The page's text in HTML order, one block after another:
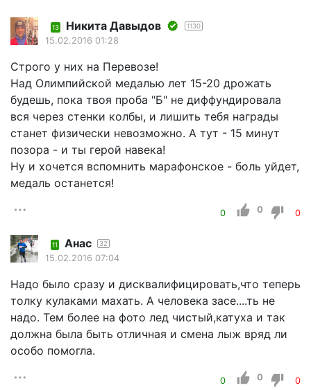
13 Никита Давыдов 1130
15.02.2016 01:28
Строго у них на Перевозе!
Над Олимпийской медалью лет 15-20 дрожать
будешь, пока твоя проба "Б" не диффундировала
вся через стенки колбы, и лишить тебя награды
станет физически невозможно. А тут - 15 минут
позора - и ты герой навека!
Ну и хочется вспомнить марафонское - боль уйдет,
медаль останется!
0 0 0
11 Анас 32
15.02.2016 07:04
Надо было сразу и дисквалифицировать,что теперь
толку кулаками махать. А человека засе....ть не
надо. Тем более на фото лед чистый,катуха и так
должна была быть отличная и смена лыж вряд ли
особо помогла.
0 0 0